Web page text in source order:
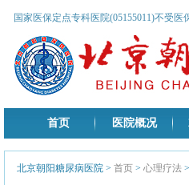
国家医保定点专科医院(05155011)不受医
首页 医院概况
北京朝阳糖尿病医院 > 首页 > 心理疗法 >